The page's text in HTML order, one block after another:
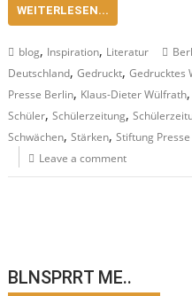
WEITERLESEN...
blog, Inspiration, Literatur
Deutschland,Gedruckt,Gedrucktes
Presse Berlin, Klaus-Dieter Wülfrath,
Schüler,Schülerzeitung,
Schwächen,Stärken,Stiftung
Leave a comment
BLNSPRRT ME..